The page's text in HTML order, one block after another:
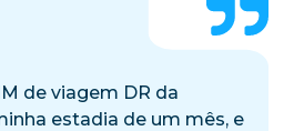
de viagem DR da
estadia de um mês, e